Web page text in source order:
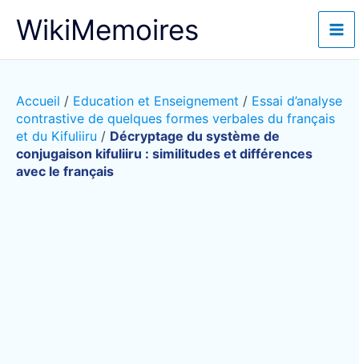
WikiMemoires
Accueil / Education et Enseignement / Essai d’analyse
contrastive de quelques formes verbales du français
et du Kifuliiru / Décryptage du système de
conjugaison kifuliiru : similitudes et différences
avec le français